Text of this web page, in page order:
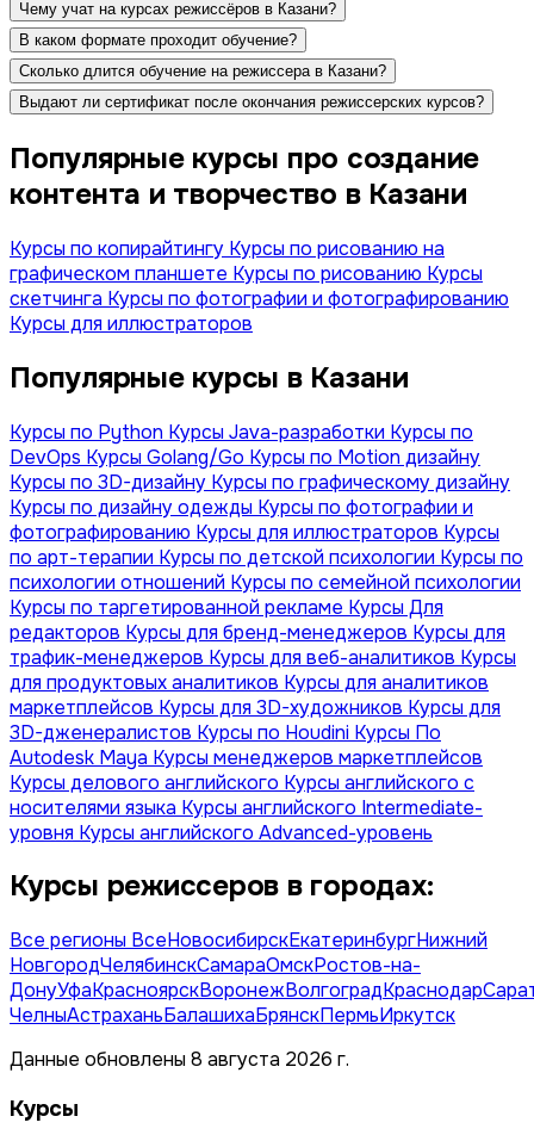
Чему учат на курсах режиссёров в Казани?
В каком формате проходит обучение?
Сколько длится обучение на режиссера в Казани?
Выдают ли сертификат после окончания режиссерских курсов?
Популярные курсы про создание
контента и творчество в Казани
Курсы по копирайтингу Курсы по рисованию на
графическом планшете Курсы по рисованию Курсы
скетчинга Курсы по фотографии и фотографированию
Курсы для иллюстраторов
Популярные курсы в Казани
Курсы по Python Курсы Java-разработки Курсы по
DevOps Курсы Golang/Go Курсы по Motion дизайну
Курсы по 3D-дизайну Курсы по графическому дизайну
Курсы по дизайну одежды Курсы по фотографии и
фотографированию Курсы для иллюстраторов Курсы
по арт-терапии Курсы по детской психологии Курсы по
психологии отношений Курсы по семейной психологии
Курсы по таргетированной рекламе Курсы Для
редакторов Курсы для бренд-менеджеров Курсы для
трафик-менеджеров Курсы для веб-аналитиков Курсы
для продуктовых аналитиков Курсы для аналитиков
маркетплейсов Курсы для 3D-художников Курсы для
3D-дженералистов Курсы по Houdini Курсы По
Autodesk Maya Курсы менеджеров маркетплейсов
Курсы делового английского Курсы английского с
носителями языка Курсы английского Intermediate-
уровня Курсы английского Advanced-уровень
Курсы режиссеров в городах:
Все регионы ВсеНовосибирскЕкатеринбургНижний
НовгородЧелябинскСамараОмскРостов-на-
ДонуУфаКрасноярскВоронежВолгоградКраснодар
ЧелныАстраханьБалашихаБрянскПермьИркутск
Данные обновлены 8 августа 2026 г.
Курсы